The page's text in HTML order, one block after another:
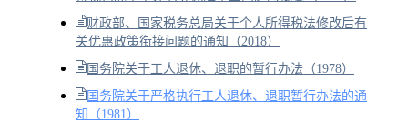
财政部、国家税务总局关于个人所得税法修改后有
关优惠政策衔接问题的通知（2018）
国务院关于工人退休、退职的暂行办法（1978）
国务院关于严格执行工人退休、退职暂行办法的通
知（1981）